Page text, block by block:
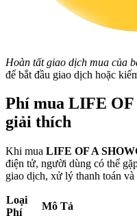
Đầu tư độc quyền cho
Khoản vay
Hoàn tất giao dịch mua của
để bắt đầu giao dịch hoặc
Phí mua LIFE
giải thích
Khi mua LIFE OF A
điện tử, người dùng có thể
giao dịch, xử lý thanh toán và
Loại
Phí
Mô Tả